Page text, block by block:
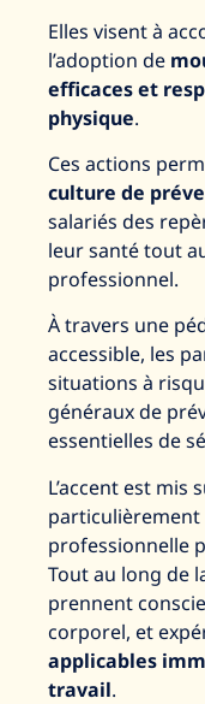
Elles visent à
l’adoption de
efficaces et
physique.
Ces actions
culture de
salariés des
leur santé tout
professionnel.
À travers une
accessible, les
situations à
généraux de
essentielles de
L’accent est mis
particulièrement
professionnelle
Tout au long de
prennent
corporel, et
applicables
travail.